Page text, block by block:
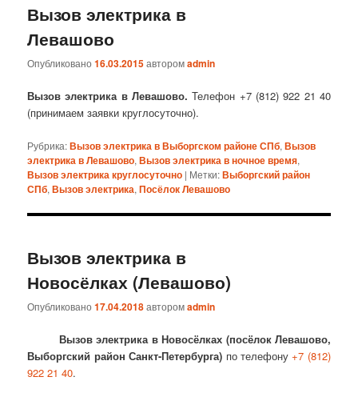
Вызов электрика в
Левашово
Опубликовано16.03.2015авторомadmin
Вызов электрика в Левашово. Телефон +7 (812) 922 21 40
(принимаем заявки круглосуточно).
Рубрика:Вызов электрика в Выборгском районе СПб,Вызов
электрика в Левашово,Вызов электрика в ночное время,
Вызов электрика круглосуточно | Метки:Выборгский район
СПб,Вызов электрика,Посёлок Левашово
Вызов электрика в
Новосёлках (Левашово)
Опубликовано17.04.2018авторомadmin
Вызов электрика в Новосёлках (посёлок Левашово,
Выборгский район Санкт-Петербурга) по телефону+7 (812)
922 21 40.